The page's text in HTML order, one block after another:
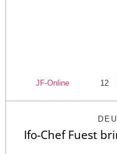
JF-Online 12
Ifo-Chef Fuest